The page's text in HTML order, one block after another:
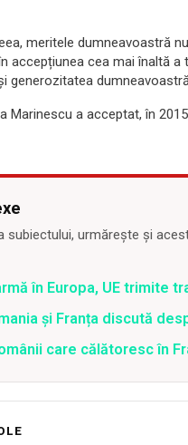
meritele dumneavoastră
accepțiunea cea mai înaltă
generozitatea
Marinescu a acceptat, în
subiectului, urmărește și
în Europa, UE trimite
și Franța discută
care călătoresc în